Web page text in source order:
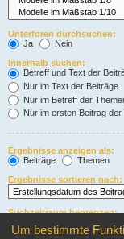
Unterforen durchsuchen:
Ja
Nein
Innerhalb suchen:
Betreff und Text der
Nur im Text der Beiträge
Nur im Betreff der
Nur im ersten Beitrag der
Ergebnisse anzeigen als:
Beiträge
Themen
Ergebnisse sortieren nach:
Suchzeitraum begrenzen:
Um bestimmte